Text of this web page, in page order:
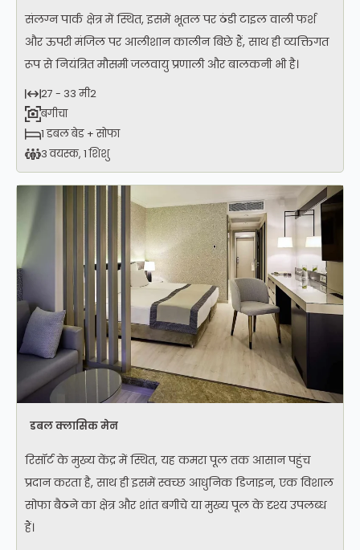
संलग्न पार्क क्षेत्र में स्थित, इसमें भूतल पर ठंडी टाइल वाली फर्श
और ऊपरी मंजिल पर आलीशान कालीन बिछे हैं, साथ ही व्यक्तिगत
रूप से नियंत्रित मौसमी जलवायु प्रणाली और बालकनी भी है।
27 - 33 मी2
बगीचा
1 डबल बेड + सोफा
3 वयस्क, 1 शिशु
डबल क्लासिक मेन
रिसॉर्ट के मुख्य केंद्र में स्थित, यह कमरा पूल तक आसान पहुंच
प्रदान करता है, साथ ही इसमें स्वच्छ आधुनिक डिजाइन, एक विशाल
सोफा बैठने का क्षेत्र और शांत बगीचे या मुख्य पूल के दृश्य उपलब्ध
हैं।